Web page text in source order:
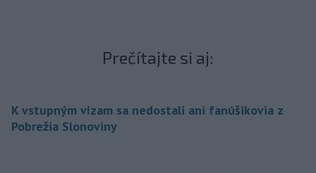
Prečítajte si aj:
K vstupným vízam sa nedostali ani fanúšikovia z
Pobrežia Slonoviny